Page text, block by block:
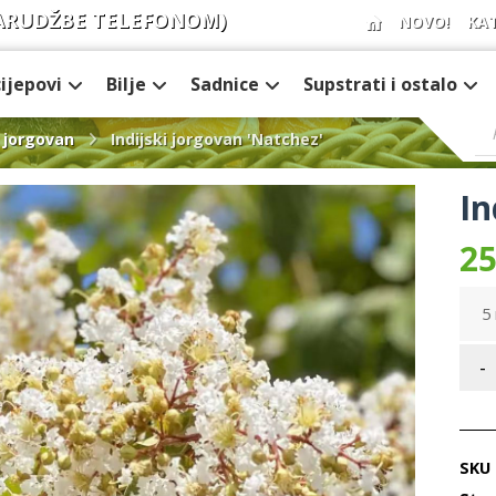
TELEFONOM) NOVO!
Bilje Sadnice Supstrati i ostalo
Indijski jorgovan 'Natchez'
5
-
SKU